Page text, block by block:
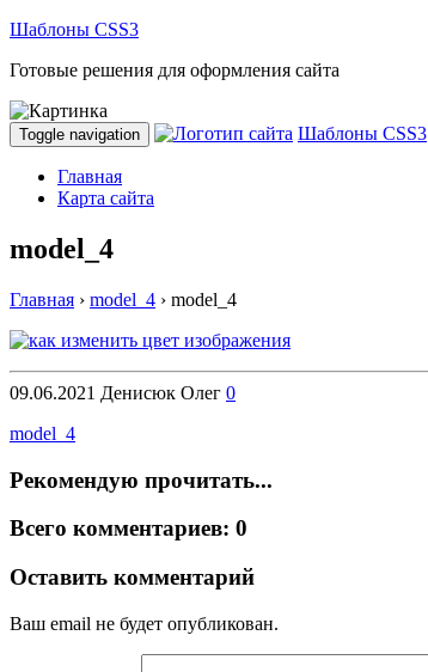
Шаблоны CSS3
Готовые решения для оформления сайта
Toggle navigation Шаблоны CSS3
Главная
Карта сайта
model_4
Главная › model_4 › model_4
09.06.2021 Денисюк Олег 0
model_4
Рекомендую прочитать...
Всего комментариев: 0
Оставить комментарий
Ваш email не будет опубликован.